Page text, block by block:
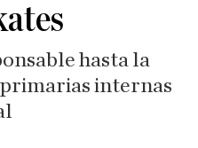
hasta la
internas